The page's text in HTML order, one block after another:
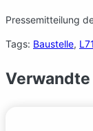
Pressemitteilung
Tags: Baustelle,